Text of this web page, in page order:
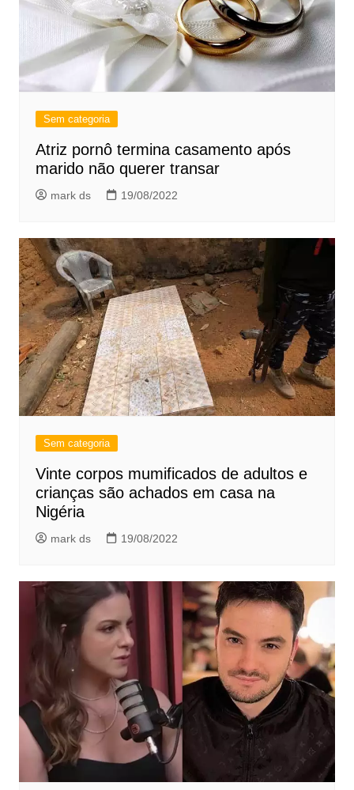
Sem categoria
Atriz pornô termina casamento após
marido não querer transar
mark ds 19/08/2022
Sem categoria
Vinte corpos mumificados de adultos e
crianças são achados em casa na
Nigéria
mark ds 19/08/2022